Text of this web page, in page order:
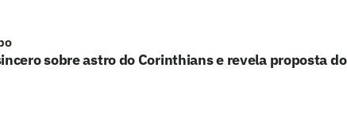
sobre astro do Corinthians e revela proposta